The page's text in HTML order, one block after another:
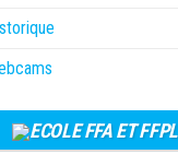
ECOLE FFA ET